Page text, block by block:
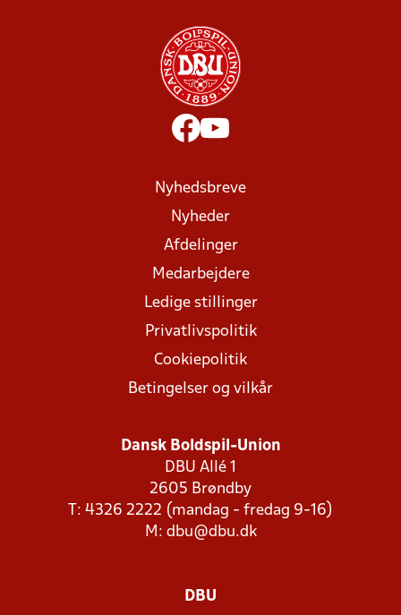
Nyhedsbreve
Nyheder
Afdelinger
Medarbejdere
Ledige stillinger
Privatlivspolitik
Cookiepolitik
Betingelser og vilkår
Dansk Boldspil-Union
DBU Allé 1
2605 Brøndby
T: 4326 2222 (mandag - fredag 9-16)
M: dbu@dbu.dk
DBU